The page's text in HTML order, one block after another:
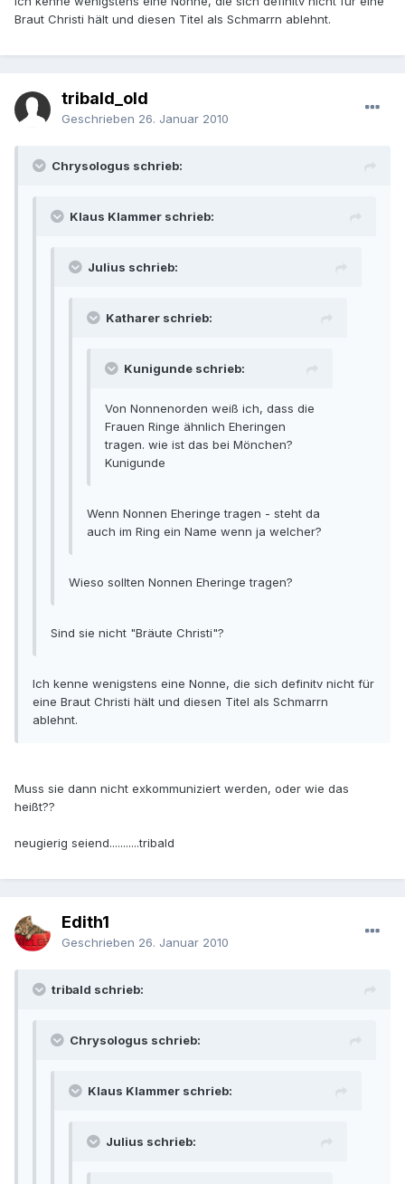
Braut Christi hält und diesen Titel als Schmarrn ablehnt.
tribald_old
Geschrieben 26. Januar 2010
Chrysologus schrieb:
Klaus Klammer schrieb:
Julius schrieb:
Katharer schrieb:
Kunigunde schrieb:
Von Nonnenorden weiß ich, dass die
Frauen Ringe ähnlich Eheringen
tragen. wie ist das bei Mönchen?
Kunigunde
Wenn Nonnen Eheringe tragen - steht da
auch im Ring ein Name wenn ja welcher?
Wieso sollten Nonnen Eheringe tragen?
Sind sie nicht "Bräute Christi"?
Ich kenne wenigstens eine Nonne, die sich definitv nicht für
eine Braut Christi hält und diesen Titel als Schmarrn
ablehnt.
Muss sie dann nicht exkommuniziert werden, oder wie das
heißt??
neugierig seiend...........tribald
Edith1
Geschrieben 26. Januar 2010
tribald schrieb:
Chrysologus schrieb:
Klaus Klammer schrieb:
Julius schrieb: